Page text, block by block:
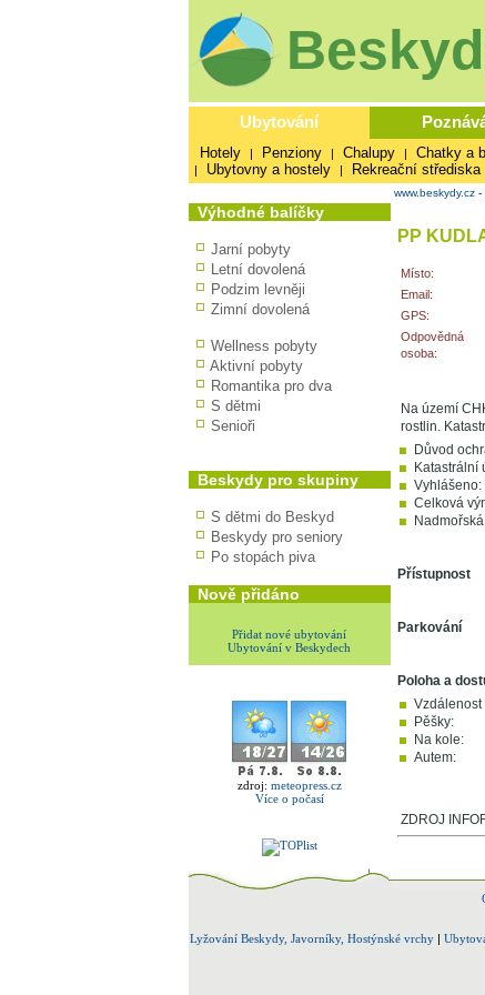
Ubytování
Hotely | Penziony | Chalupy | Chatky a
| Ubytovny a hostely | Rekreační střediska
Výhodné balíčky
Jarní pobyty
Letní dovolená
Podzim levněji
Zimní dovolená
Wellness pobyty
Aktivní pobyty
Romantika pro dva
S dětmi
Senioři
Beskydy pro skupiny
S dětmi do Beskyd
Beskydy pro seniory
Po stopách piva
Nově přidáno
Přidat nové ubytování
Ubytování v Beskydech
zdroj: meteopress.cz
Více o počasí
www.beskydy.cz-
PP
Místo:
Email:
GPS:
Odpovědná
osoba:
Na území
rostlin.
Důvod
Katastrální
Vyhlášeno:
Celková
Přístupnost
Parkování
Poloha a
Vzdálenost
Pěšky:
Na kole:
Autem:
ZDROJ
Lyžování Beskydy, Javorníky, Hostýnské vrchy |